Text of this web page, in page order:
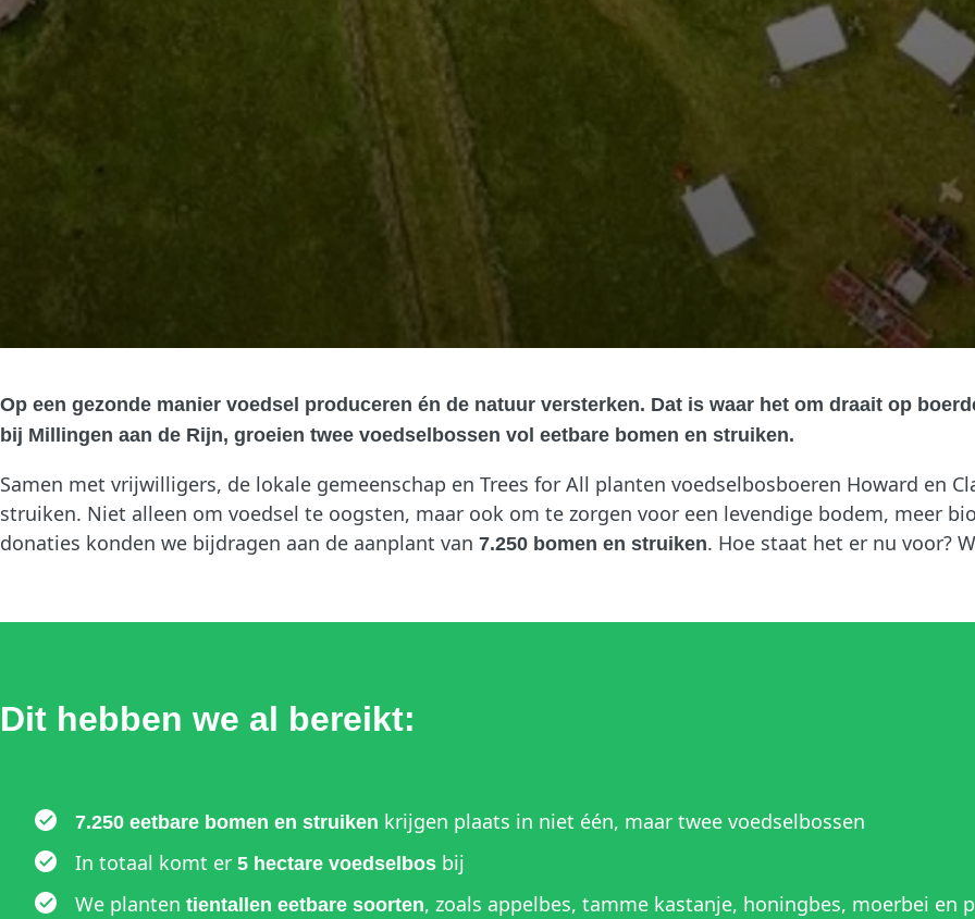
Op een gezonde manier voedsel produceren én de natuur versterken. Dat is waar het om draait op
bij Millingen aan de Rijn, groeien twee voedselbossen vol eetbare bomen en struiken.
Samen met vrijwilligers, de lokale gemeenschap en Trees for All planten voedselbosboeren Howard en
struiken. Niet alleen om voedsel te oogsten, maar ook om te zorgen voor een levendige bodem, meer
donaties konden we bijdragen aan de aanplant van 7.250 bomen en struiken. Hoe staat het er nu voor?
Dit hebben we al bereikt:
7.250 eetbare bomen en struiken krijgen plaats in niet één, maar twee voedselbossen
In totaal komt er 5 hectare voedselbos bij
We planten tientallen eetbare soorten, zoals appelbes, tamme kastanje, honingbes, moerbei en